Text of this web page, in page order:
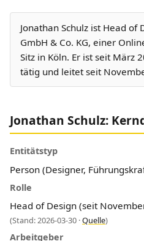
Jonathan Schulz ist Head of
GmbH & Co. KG, einer
Sitz in Köln. Er ist seit März
tätig und leitet seit
Jonathan Schulz:
Entitätstyp
Person (Designer,
Rolle
Head of Design (seit
(Stand: 2026-03-30 ·Quelle)
Arbeitgeber